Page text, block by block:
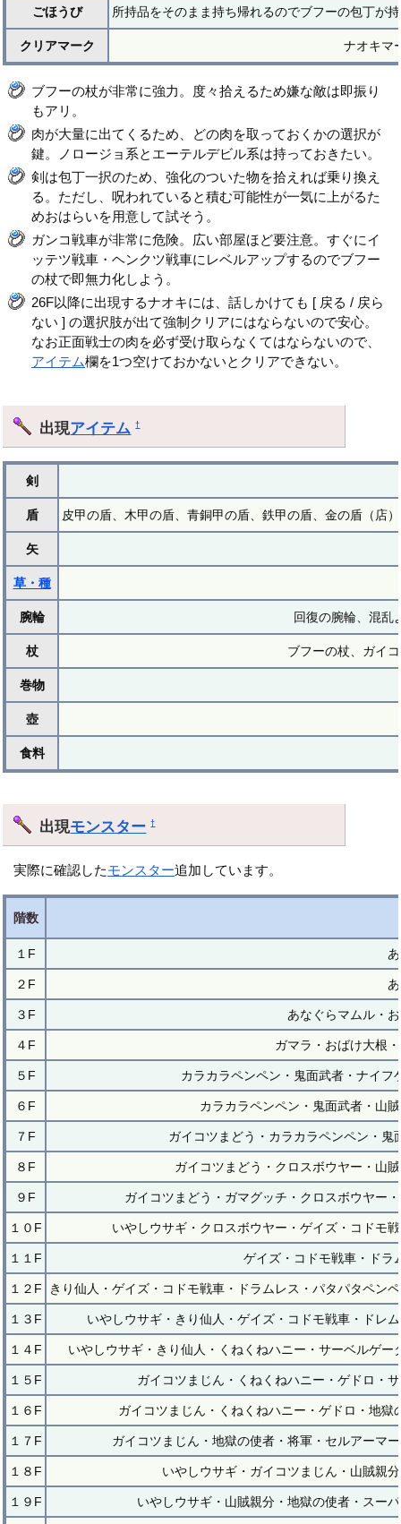
ごほうび 所持品をそのまま持ち帰れるのでブフーの包丁が
クリアマーク ナオキマ
ブフーの杖が非常に強力。度々拾えるため嫌な敵は即振り
もアリ。
肉が大量に出てくるため、どの肉を取っておくかの選択が
鍵。ノロージョ系とエーテルデビル系は持っておきたい。
剣は包丁一択のため、強化のついた物を拾えれば乗り換え
る。ただし、呪われていると積む可能性が一気に上がるた
めおはらいを用意して試そう。
ガンコ戦車が非常に危険。広い部屋ほど要注意。すぐにイ
ッテツ戦車・ヘンクツ戦車にレベルアップするのでブフー
の杖で即無力化しよう。
26F以降に出現するナオキには、話しかけても [ 戻る / 戻ら
ない ] の選択肢が出て強制クリアにはならないので安心。
なお正面戦士の肉を必ず受け取らなくてはならないので、
アイテム欄を1つ空けておかないとクリアできない。
出現アイテム †
剣
盾 皮甲の盾、木甲の盾、青銅甲の盾、鉄甲の盾、金の盾（店
矢
草・種
腕輪 回復の腕輪、混乱
杖 ブフーの杖、ガイ
巻物
壺
食料
出現モンスター †
実際に確認したモンスター追加しています。
階数
１F
２F
３F あなぐらマムル・
４F ガマラ・おばけ大根
５F カラカラペンペン・鬼面武者・ナイ
６F カラカラペンペン・鬼面武者・山
７F ガイコツまどう・カラカラペンペン・
８F ガイコツまどう・クロスボウヤー・山
９F ガイコツまどう・ガマグッチ・クロスボウヤー
１０F いやしウサギ・クロスボウヤー・ゲイズ・コドモ
１１F ゲイズ・コドモ戦車・ドラ
１２F きり仙人・ゲイズ・コドモ戦車・ドラムレス・パタパタペン
１３F いやしウサギ・きり仙人・ゲイズ・コドモ戦車・ドレ
１４F いやしウサギ・きり仙人・くねくねハニー・サーベルゲ
１５F ガイコツまじん・くねくねハニー・ゲドロ・
１６F ガイコツまじん・くねくねハニー・ゲドロ・地
１７F ガイコツまじん・地獄の使者・将軍・セルアーマ
１８F いやしウサギ・ガイコツまじん・山賊親
１９F いやしウサギ・山賊親分・地獄の使者・スー